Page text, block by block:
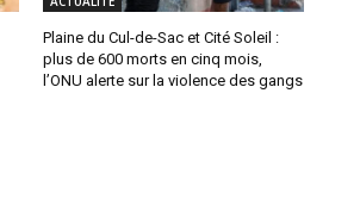
Plaine du Cul-de-Sac et Cité Soleil :
plus de 600 morts en cinq mois,
l’ONU alerte sur la violence des gangs